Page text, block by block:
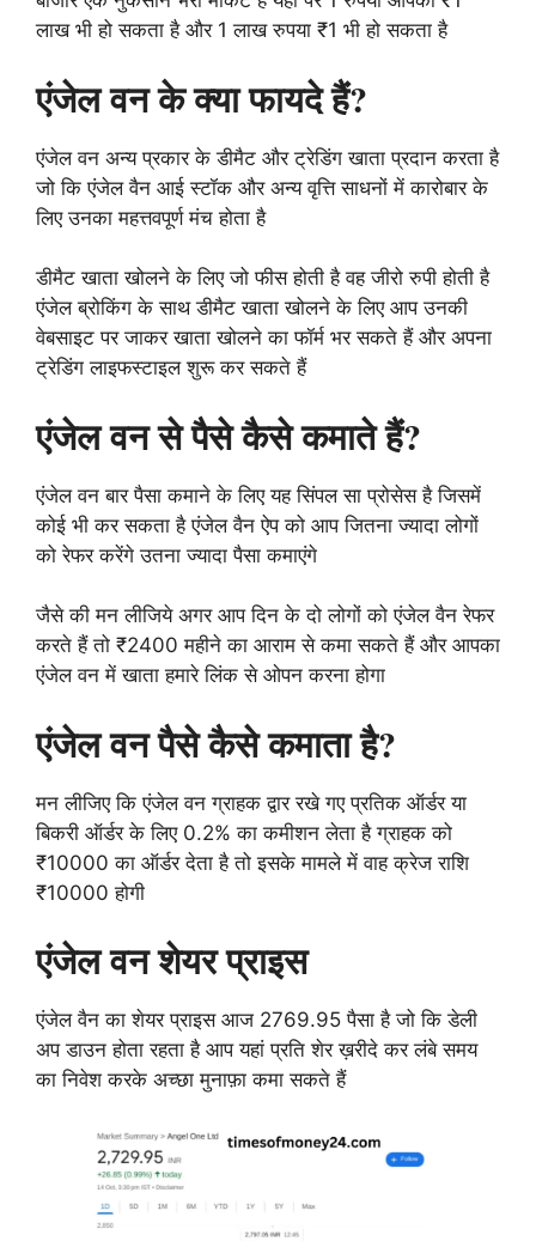
लाख भी हो सकता है और 1 लाख रुपया ₹1 भी हो सकता है
एंजेल वन के क्या फायदे हैं?
एंजेल वन अन्य प्रकार के डीमैट और ट्रेडिंग खाता प्रदान करता है
जो कि एंजेल वैन आई स्टॉक और अन्य वृत्ति साधनों में कारोबार के
लिए उनका महत्तवपूर्ण मंच होता है
डीमैट खाता खोलने के लिए जो फीस होती है वह जीरो रुपी होती है
एंजेल ब्रोकिंग के साथ डीमैट खाता खोलने के लिए आप उनकी
वेबसाइट पर जाकर खाता खोलने का फॉर्म भर सकते हैं और अपना
ट्रेडिंग लाइफस्टाइल शुरू कर सकते हैं
एंजेल वन से पैसे कैसे कमाते हैं?
एंजेल वन बार पैसा कमाने के लिए यह सिंपल सा प्रोसेस है जिसमें
कोई भी कर सकता है एंजेल वैन ऐप को आप जितना ज्यादा लोगों
को रेफर करेंगे उतना ज्यादा पैसा कमाएंगे
जैसे की मन लीजिये अगर आप दिन के दो लोगों को एंजेल वैन रेफर
करते हैं तो ₹2400 महीने का आराम से कमा सकते हैं और आपका
एंजेल वन में खाता हमारे लिंक से ओपन करना होगा
एंजेल वन पैसे कैसे कमाता है?
मन लीजिए कि एंजेल वन ग्राहक द्वार रखे गए प्रतिक ऑर्डर या
बिकरी ऑर्डर के लिए 0.2% का कमीशन लेता है ग्राहक को
₹10000 का ऑर्डर देता है तो इसके मामले में वाह क्रेज राशि
₹10000 होगी
एंजेल वन शेयर प्राइस
एंजेल वैन का शेयर प्राइस आज 2769.95 पैसा है जो कि डेली
अप डाउन होता रहता है आप यहां प्रति शेर ख़रीदे कर लंबे समय
का निवेश करके अच्छा मुनाफ़ा कमा सकते हैं